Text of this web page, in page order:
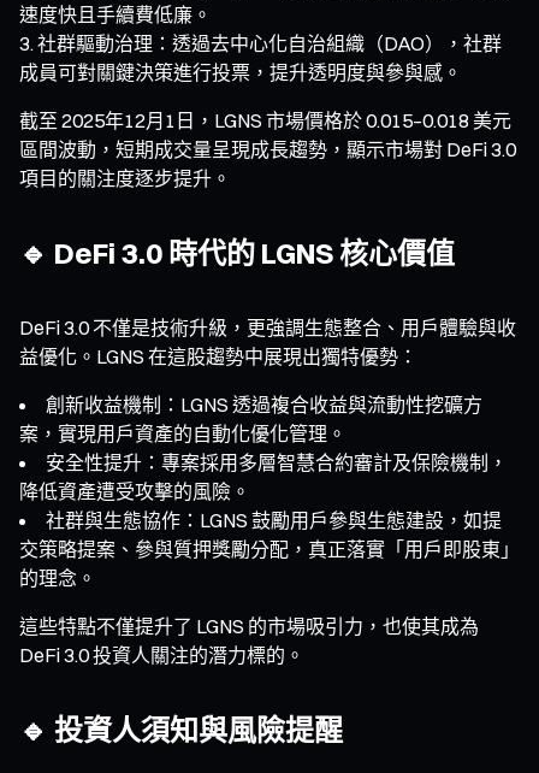
速度快且手續費低廉。
社群驅動治理：透過去中心化自治組織（DAO），社群
成員可對關鍵決策進行投票，提升透明度與參與感。
截至 2025年12月1日，LGNS 市場價格於 0.015–0.018 美元
區間波動，短期成交量呈現成長趨勢，顯示市場對 DeFi 3.0
項目的關注度逐步提升。
🔹 DeFi 3.0 時代的 LGNS 核心價值
DeFi 3.0 不僅是技術升級，更強調生態整合、用戶體驗與收
益優化。LGNS 在這股趨勢中展現出獨特優勢：
創新收益機制：LGNS 透過複合收益與流動性挖礦方
案，實現用戶資產的自動化優化管理。
安全性提升：專案採用多層智慧合約審計及保險機制，
降低資產遭受攻擊的風險。
社群與生態協作：LGNS 鼓勵用戶參與生態建設，如提
交策略提案、參與質押獎勵分配，真正落實「用戶即股東」
的理念。
這些特點不僅提升了 LGNS 的市場吸引力，也使其成為
DeFi 3.0 投資人關注的潛力標的。
🔹 投資人須知與風險提醒